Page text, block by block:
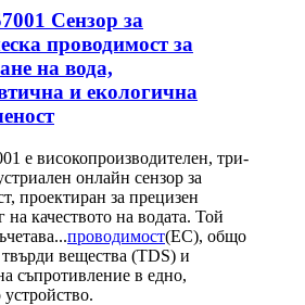
Сензор за
проводимост за
на вода,
и екологична
е високопроизводителен, три-
онлайн сензор за
проектиран за прецизен
качеството на водата. Той
проводимост(EC), общо
твърди вещества (TDS) и
съпротивление в едно,